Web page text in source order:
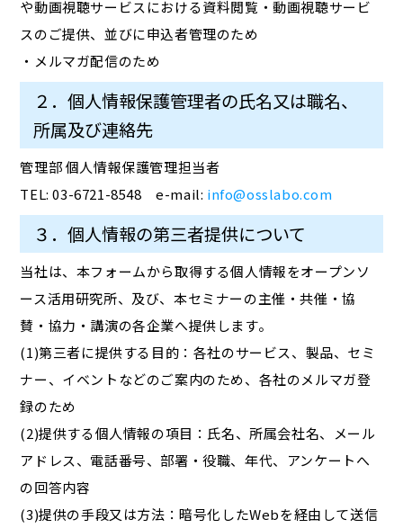
や動画視聴サービスにおける資料閲覧・動画視聴サービ
スのご提供、並びに申込者管理のため
・メルマガ配信のため
２．個人情報保護管理者の氏名又は職名、
所属及び連絡先
管理部 個人情報保護管理担当者
TEL: 03-6721-8548 e-mail: info@osslabo.com
３．個人情報の第三者提供について
当社は、本フォームから取得する個人情報をオープンソ
ース活用研究所、及び、本セミナーの主催・共催・協
賛・協力・講演の各企業へ提供します。
(1)第三者に提供する目的：各社のサービス、製品、セミ
ナー、イベントなどのご案内のため、各社のメルマガ登
録のため
(2)提供する個人情報の項目：氏名、所属会社名、メール
アドレス、電話番号、部署・役職、年代、アンケートへ
の回答内容
(3)提供の手段又は方法：暗号化したWebを経由して送信